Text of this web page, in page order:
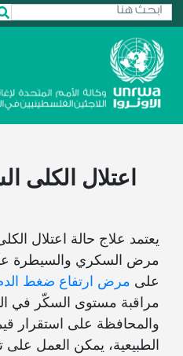
اعتلال الكلى
يعتمد علاج حالة اعتلال
مرض السكري والسيطرة
على مرض ارتفاع ضغط
مراقبة مستوى السكّر في
والمحافظة على استقرار
الطبيعية، يمكن العمل